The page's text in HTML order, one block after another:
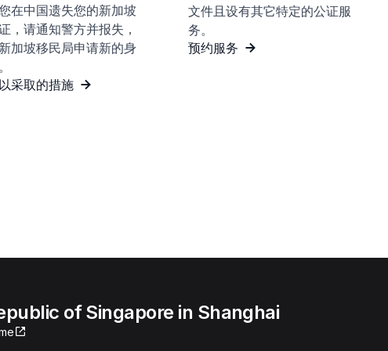
在中国遗失您的新加坡
，请通知警方并报失，
加坡移民局申请新的身
采取的措施
文件且设有其它特定的公证服
务。
预约服务
of Singapore in Shanghai